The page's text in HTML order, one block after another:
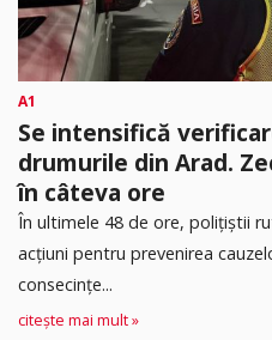
A1
Se intensifică
drumurile din Arad.
în câteva ore
În ultimele 48 de ore, polițiștii
acțiuni pentru prevenirea
consecințe...
citește mai mult »